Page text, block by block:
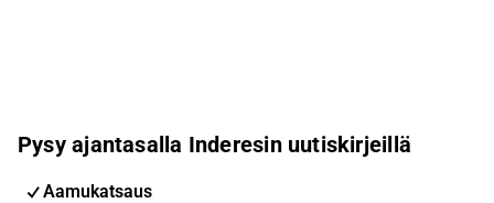
Pysy ajantasalla Inderesin uutiskirjeillä
Aamukatsaus